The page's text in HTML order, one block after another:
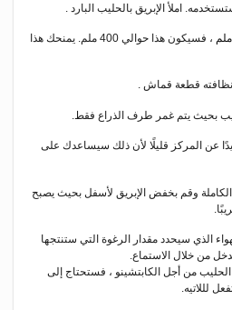
املأ الإبريق بالحليب البارد .
، فسيكون هذا حوالي 400 ملم. يمنحك هذا
عن المركز قليلًا لأن ذلك سيساعدك على
الكاملة وقم بخفض الإبريق لأسفل بحيث يصبح
الذي سيحدد مقدار الرغوة التي ستنتجها
من خلال الاستماع.
من أجل الكابتشينو ، فستحتاج إلى
لللاتيه.